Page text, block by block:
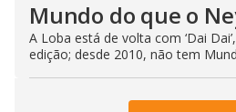
Mundo do que o
A Loba está de volta com ‘Dai
edição; desde 2010, não tem